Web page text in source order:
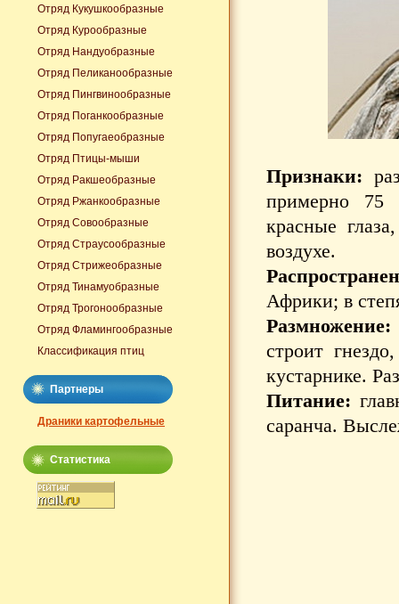
Признаки:
примерно 75
красные
воздухе.
Африки; в
Размножение:
строит
кустарнике.
Питание:
саранча.
Отряд Кукушкообразные
Отряд Курообразные
Отряд Нандуобразные
Отряд Пеликанообразные
Отряд Пингвинообразные
Отряд Поганкообразные
Отряд Попугаеобразные
Отряд Птицы-мыши
Отряд Ракшеобразные
Отряд Ржанкообразные
Отряд Совообразные
Отряд Страусообразные
Отряд Стрижеобразные
Отряд Тинамуобразные
Отряд Трогонообразные
Отряд Фламингообразные
Классификация птиц
Партнеры
Драники картофельные
Статистика